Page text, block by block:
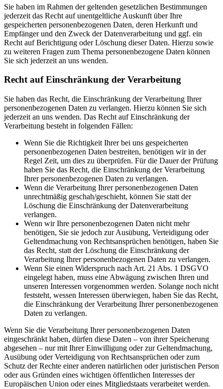
Sie haben im Rahmen der geltenden gesetzlichen Bestimmungen
jederzeit das Recht auf unentgeltliche Auskunft über Ihre
gespeicherten personenbezogenen Daten, deren Herkunft und
Empfänger und den Zweck der Datenverarbeitung und ggf. ein
Recht auf Berichtigung oder Löschung dieser Daten. Hierzu sowie
zu weiteren Fragen zum Thema personenbezogene Daten können
Sie sich jederzeit an uns wenden.
Recht auf Einschränkung der Verarbeitung
Sie haben das Recht, die Einschränkung der Verarbeitung Ihrer
personenbezogenen Daten zu verlangen. Hierzu können Sie sich
jederzeit an uns wenden. Das Recht auf Einschränkung der
Verarbeitung besteht in folgenden Fällen:
Wenn Sie die Richtigkeit Ihrer bei uns gespeicherten
personenbezogenen Daten bestreiten, benötigen wir in der
Regel Zeit, um dies zu überprüfen. Für die Dauer der Prüfung
haben Sie das Recht, die Einschränkung der Verarbeitung
Ihrer personenbezogenen Daten zu verlangen.
Wenn die Verarbeitung Ihrer personenbezogenen Daten
unrechtmäßig geschah/geschieht, können Sie statt der
Löschung die Einschränkung der Datenverarbeitung
verlangen.
Wenn wir Ihre personenbezogenen Daten nicht mehr
benötigen, Sie sie jedoch zur Ausübung, Verteidigung oder
Geltendmachung von Rechtsansprüchen benötigen, haben Sie
das Recht, statt der Löschung die Einschränkung der
Verarbeitung Ihrer personenbezogenen Daten zu verlangen.
Wenn Sie einen Widerspruch nach Art. 21 Abs. 1 DSGVO
eingelegt haben, muss eine Abwägung zwischen Ihren und
unseren Interessen vorgenommen werden. Solange noch nicht
feststeht, wessen Interessen überwiegen, haben Sie das Recht,
die Einschränkung der Verarbeitung Ihrer personenbezogenen
Daten zu verlangen.
Wenn Sie die Verarbeitung Ihrer personenbezogenen Daten
eingeschränkt haben, dürfen diese Daten – von ihrer Speicherung
abgesehen – nur mit Ihrer Einwilligung oder zur Geltendmachung,
Ausübung oder Verteidigung von Rechtsansprüchen oder zum
Schutz der Rechte einer anderen natürlichen oder juristischen Person
oder aus Gründen eines wichtigen öffentlichen Interesses der
Europäischen Union oder eines Mitgliedstaats verarbeitet werden.